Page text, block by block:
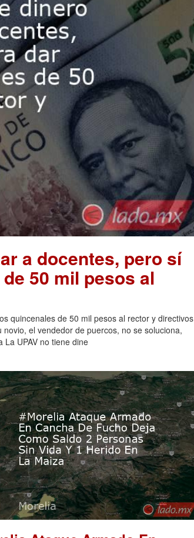
a docentes, pero sí
50 mil pesos al
quincenales de 50 mil pesos al rector y directivos
el vendedor de puercos, no se soluciona,
UPAV no tiene dine